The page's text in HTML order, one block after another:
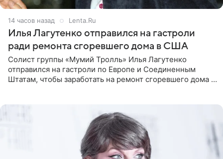
14 часов назад Lenta.Ru
Илья Лагутенко отправился на гастроли
ради ремонта сгоревшего дома в США
Солист группы «Мумий Тролль» Илья Лагутенко
отправился на гастроли по Европе и Соединенным
Штатам, чтобы заработать на ремонт сгоревшего дома в